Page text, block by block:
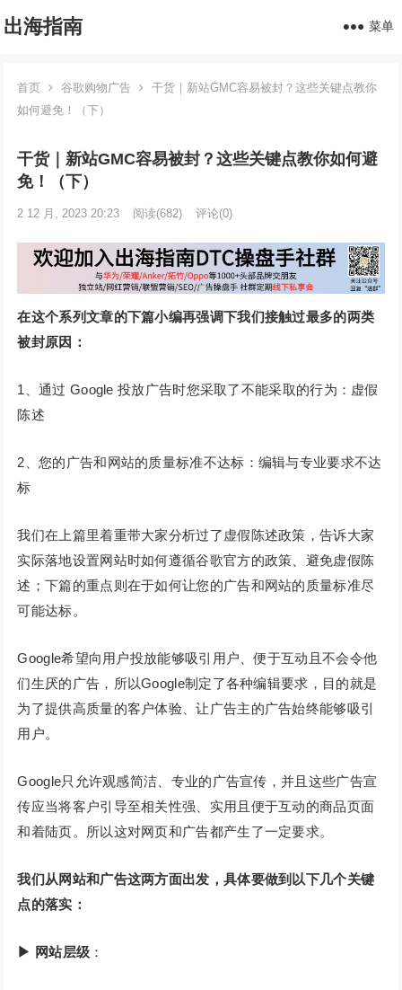
出海指南 菜单
首页 谷歌购物广告
干货｜新站GMC容易被封？这些关键点教你
如何避免！（下）
干货｜新站GMC容易被封？这些关键点教你如何避
免！（下）
2 12 月, 2023 20:23 阅读(682) 评论(0)
在这个系列文章的下篇小编再强调下我们接触过最多的两类
被封原因：
1、通过 Google 投放广告时您采取了不能采取的行为：虚假
陈述
2、您的广告和网站的质量标准不达标：编辑与专业要求不达
标
我们在上篇里着重带大家分析过了虚假陈述政策，告诉大家
实际落地设置网站时如何遵循谷歌官方的政策、避免虚假陈
述；下篇的重点则在于如何让您的广告和网站的质量标准尽
可能达标。
Google希望向用户投放能够吸引用户、便于互动且不会令他
们生厌的广告，所以Google制定了各种编辑要求，目的就是
为了提供高质量的客户体验、让广告主的广告始终能够吸引
用户。
Google只允许观感简洁、专业的广告宣传，并且这些广告宣
传应当将客户引导至相关性强、实用且便于互动的商品页面
和着陆页。所以这对网页和广告都产生了一定要求。
我们从网站和广告这两方面出发，具体要做到以下几个关键
点的落实：
▶ 网站层级 ：